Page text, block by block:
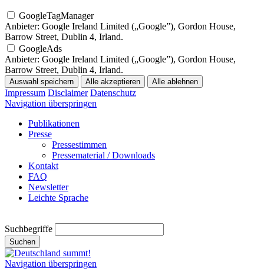
GoogleTagManager
Anbieter: Google Ireland Limited („Google”), Gordon House,
Barrow Street, Dublin 4, Irland.
GoogleAds
Anbieter: Google Ireland Limited („Google”), Gordon House,
Barrow Street, Dublin 4, Irland.
Auswahl speichern Alle akzeptieren Alle ablehnen
Impressum Disclaimer Datenschutz
Navigation überspringen
Publikationen
Presse
Pressestimmen
Pressematerial / Downloads
Kontakt
FAQ
Newsletter
Leichte Sprache
Suchbegriffe
Suchen
Navigation überspringen